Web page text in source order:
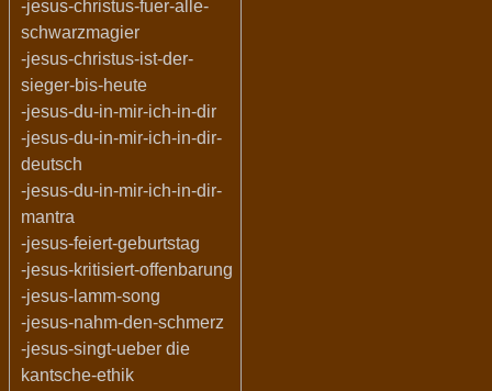
-jesus-christus-fuer-alle-
schwarzmagier
-jesus-christus-ist-der-
sieger-bis-heute
-jesus-du-in-mir-ich-in-dir
-jesus-du-in-mir-ich-in-dir-
deutsch
-jesus-du-in-mir-ich-in-dir-
mantra
-jesus-feiert-geburtstag
-jesus-kritisiert-offenbarung
-jesus-lamm-song
-jesus-nahm-den-schmerz
-jesus-singt-ueber die
kantsche-ethik